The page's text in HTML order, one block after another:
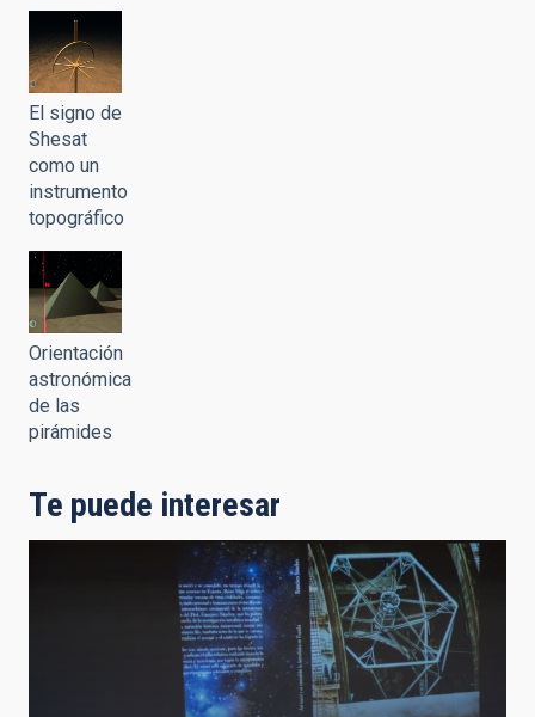
El signo de
Shesat
como un
instrumento
topográfico
Orientación
astronómica
de las
pirámides
Te puede interesar